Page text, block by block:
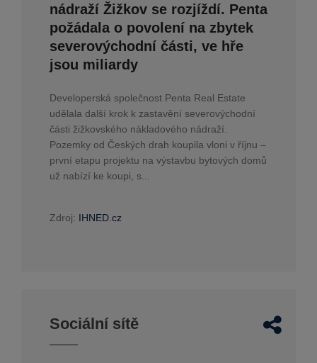
nádraží Žižkov se rozjíždí. Penta
požádala o povolení na zbytek
severovýchodní části, ve hře
jsou miliardy
Developerská společnost Penta Real Estate
udělala další krok k zastavění severovýchodní
části žižkovského nákladového nádraží.
Pozemky od Českých drah koupila vloni v říjnu –
první etapu projektu na výstavbu bytových domů
už nabízí ke koupi, s...
Zdroj: IHNED.cz
Sociální sítě